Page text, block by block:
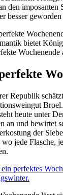
den imposanten
besser geworden
Wochenende
Republik
heute unter
an und bewirtet
der
jede Flasche,
perfektes